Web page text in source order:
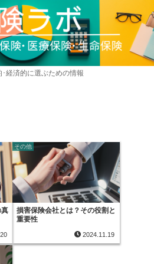
経済的に選ぶための情報
その他
損害保険会社とは？その役割と
重要性
2024.11.19